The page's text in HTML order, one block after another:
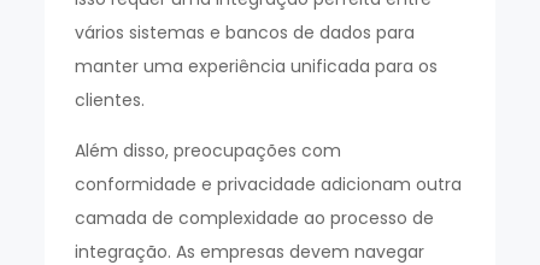
vários sistemas e bancos de dados para
manter uma experiência unificada para os
clientes.
Além disso, preocupações com
conformidade e privacidade adicionam outra
camada de complexidade ao processo de
integração. As empresas devem navegar